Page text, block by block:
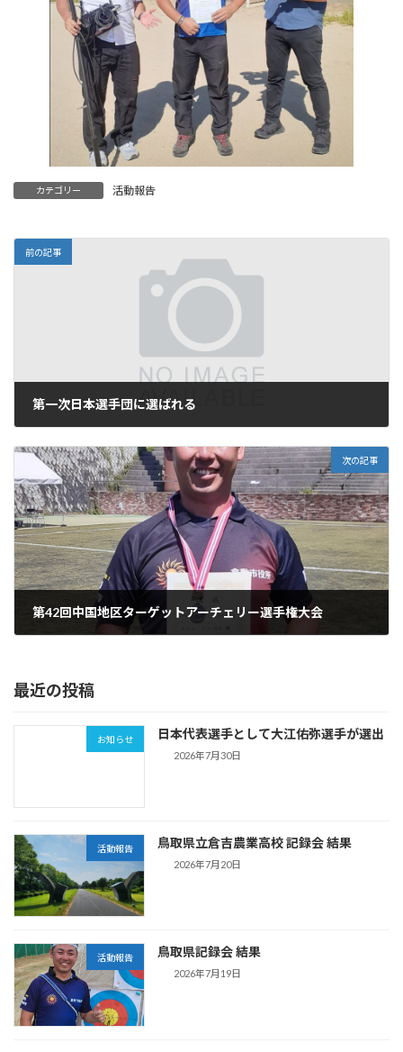
カテゴリー 活動報告
前の記事
第一次日本選手団に選ばれる
次の記事
第42回中国地区ターゲットアーチェリー選手権大会
最近の投稿
お知らせ 日本代表選手として大江佑弥選手が選出
2026年7月30日
活動報告 鳥取県立倉吉農業高校 記録会 結果
2026年7月20日
活動報告 鳥取県記録会 結果
2026年7月19日